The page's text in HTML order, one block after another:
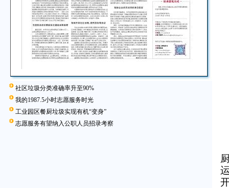
社区垃圾分类准确率升至90%
我的1987.5小时志愿服务时光
工业园区餐厨垃圾实现有机“变身”
志愿服务有望纳入公职人员招录考察